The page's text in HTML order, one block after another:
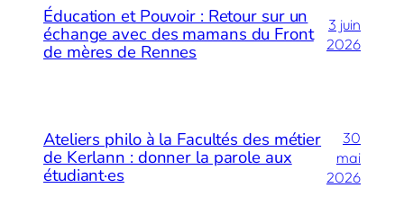
Éducation et Pouvoir : Retour sur un
échange avec des mamans du Front
de mères de Rennes
3 juin
2026
Ateliers philo à la Facultés des métier
de Kerlann : donner la parole aux
étudiant·es
30
mai
2026